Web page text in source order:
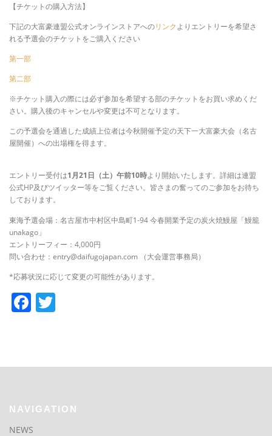
【チケットの購入方法】
下記の大富豪連盟公式オンラインストアへのリンクよりエントリーを希望さ
れる予選会のチケットをご購入ください
第一部
第二部
※チケット購入の際には必ず参加を希望する部のチケットをお買い求めくだ
さい。購入後のキャンセルや変更は不可となります。
この予選会を通過した成績上位者は今秋開催予定の天下一大富豪大会（名古
屋開催）への出場権を得ます。
エントリー受付は1月21日（土）午前10時より開始いたします。詳細は連盟
公式HP及びツイッター等をご覧ください。皆さまの奮ってのご参加をお待ち
しております。
東海予選会場：名古屋市中村区中島町1-94 今春開業予定の炭火焼鰻屋「鰻籠
unakago」
エントリーフィー：4,000円
問い合わせ：entry@daifugojapan.com （大会運営事務局）
*応募状況に応じて変更の可能性があります。
Facebook
NAVIGATION
NEWS